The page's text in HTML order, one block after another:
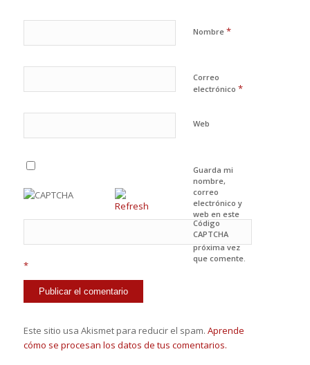
Nombre *
Correo
electrónico *
Web
Guarda mi
nombre,
correo
electrónico y
web en este
navegador
para la
próxima vez
que comente.
Código
CAPTCHA
*
Este sitio usa Akismet para reducir el spam. Aprende
cómo se procesan los datos de tus comentarios.